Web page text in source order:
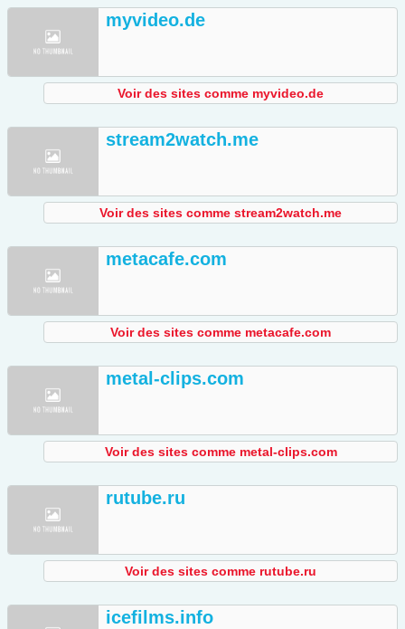
myvideo.de
Voir des sites comme myvideo.de
stream2watch.me
Voir des sites comme stream2watch.me
metacafe.com
Voir des sites comme metacafe.com
metal-clips.com
Voir des sites comme metal-clips.com
rutube.ru
Voir des sites comme rutube.ru
icefilms.info